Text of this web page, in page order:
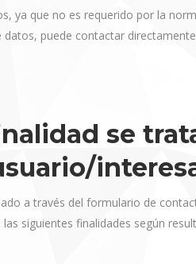
ya que no es requerido por la
puede contactar
se
a través del formulario de
siguientes finalidades según